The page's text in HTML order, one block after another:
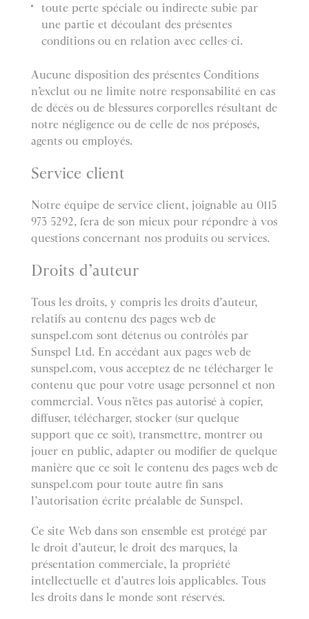
toute perte spéciale ou indirecte subie par
une partie et découlant des présentes
conditions ou en relation avec celles-ci.
Aucune disposition des présentes Conditions
n’exclut ou ne limite notre responsabilité en cas
de décès ou de blessures corporelles résultant de
notre négligence ou de celle de nos préposés,
agents ou employés.
Service client
Notre équipe de service client, joignable au 0115
973 5292, fera de son mieux pour répondre à vos
questions concernant nos produits ou services.
Droits d’auteur
Tous les droits, y compris les droits d’auteur,
relatifs au contenu des pages web de
sunspel.com sont détenus ou contrôlés par
Sunspel Ltd. En accédant aux pages web de
sunspel.com, vous acceptez de ne télécharger le
contenu que pour votre usage personnel et non
commercial. Vous n’êtes pas autorisé à copier,
diffuser, télécharger, stocker (sur quelque
support que ce soit), transmettre, montrer ou
jouer en public, adapter ou modifier de quelque
manière que ce soit le contenu des pages web de
sunspel.com pour toute autre fin sans
l’autorisation écrite préalable de Sunspel.
Ce site Web dans son ensemble est protégé par
le droit d’auteur, le droit des marques, la
présentation commerciale, la propriété
intellectuelle et d’autres lois applicables. Tous
les droits dans le monde sont réservés.